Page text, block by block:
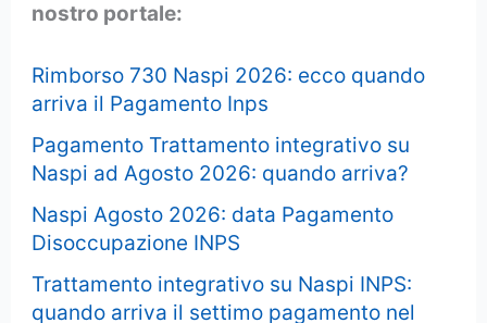
nostro portale:
Rimborso 730 Naspi 2026: ecco quando
arriva il Pagamento Inps
Pagamento Trattamento integrativo su
Naspi ad Agosto 2026: quando arriva?
Naspi Agosto 2026: data Pagamento
Disoccupazione INPS
Trattamento integrativo su Naspi INPS:
quando arriva il settimo pagamento nel